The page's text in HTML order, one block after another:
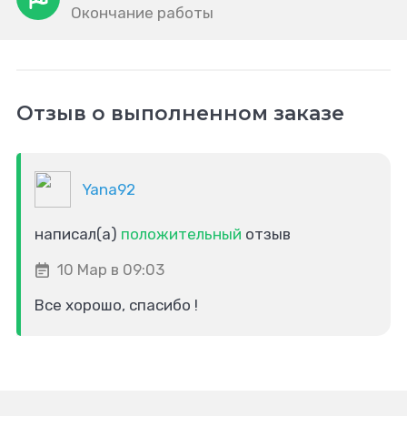
Окончание работы
Отзыв о выполненном заказе
Yana92
написал(а) положительный отзыв
10 Мар в 09:03
Все хорошо, спасибо !